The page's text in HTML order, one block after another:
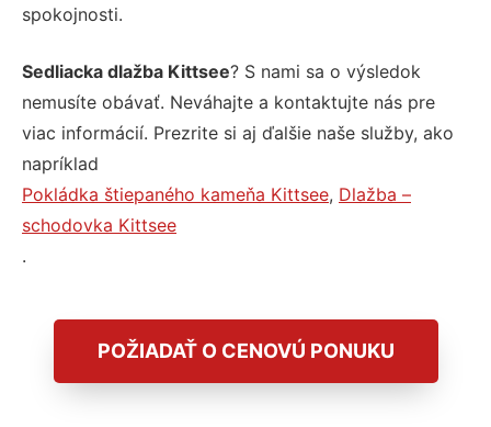
spokojnosti.
Sedliacka dlažba Kittsee? S nami sa o výsledok
nemusíte obávať. Neváhajte a kontaktujte nás pre
viac informácií. Prezrite si aj ďalšie naše služby, ako
napríklad
Pokládka štiepaného kameňa Kittsee, Dlažba –
schodovka Kittsee
.
POŽIADAŤ O CENOVÚ PONUKU